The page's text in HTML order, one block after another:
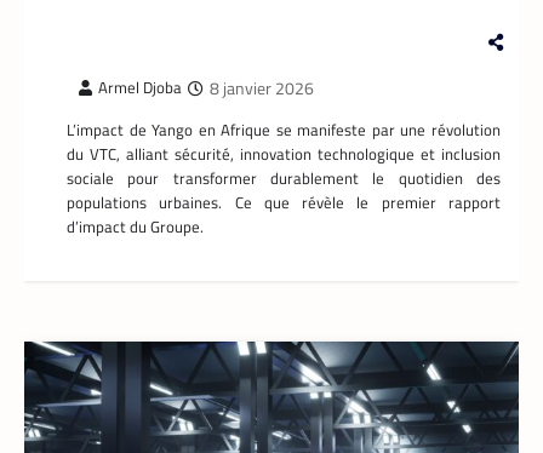
Armel Djoba 8 janvier 2026
L’impact de Yango en Afrique se manifeste par une révolution
du VTC, alliant sécurité, innovation technologique et inclusion
sociale pour transformer durablement le quotidien des
populations urbaines. Ce que révèle le premier rapport
d’impact du Groupe.